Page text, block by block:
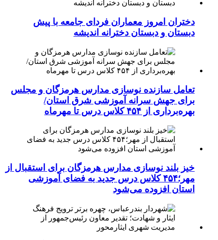
دختران امروز معماران فردای جامعه با پیش
دبستان و دبستان دخترانه اندیشه
تعامل سازنده نوسازی مدارس هرمزگان و مجلس
برای جهش سرانه آموزشی شرق استان/
بهره‌برداری از ۴۵۴ کلاس درس تا مهرماه
خیز بلند نوسازی مدارس هرمزگان برای استقبال از
مهر؛۴۵۴ کلاس درس جدید به فضای آموزشی
استان افزوده می‌شود